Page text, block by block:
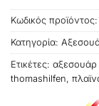
Κωδικός προϊόντος:
Κατηγορία:
Ετικέτες: αξεσουάρ
thοmashilfen,